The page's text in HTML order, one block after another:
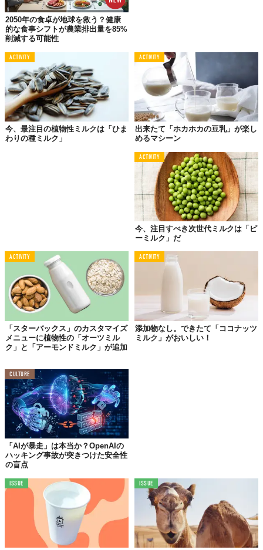
この世界は、もっと広いはずだ。
2050年の食卓が地球を救う？健康
的な食事シフトが農業排出量を85%
削減する可能性
ACTIVITY
今、最注目の植物性ミルクは「ひま
わりの種ミルク」
ACTIVITY
出来たて「ホカホカの豆乳」が楽し
めるマシーン
ACTIVITY
今、注目すべき次世代ミルクは「ピ
ーミルク」だ
ACTIVITY
「スターバックス」のカスタマイズ
メニューに植物性の「オーツミル
ク」と「アーモンドミルク」が追加
ACTIVITY
添加物なし。できたて「ココナッツ
ミルク」がおいしい！
CULTURE
「AIが暴走」は本当か？OpenAIの
ハッキング事故が突きつけた安全性
の盲点
ISSUE ISSUE